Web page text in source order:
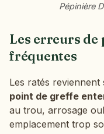
Pépinière
Les erreurs
fréquentes
Les ratés reviennent
point de greffe
au trou, arrosage
emplacement trop